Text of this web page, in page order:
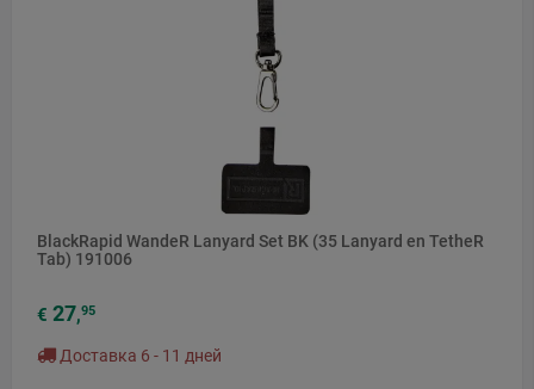
BlackRapid WandeR Lanyard Set BK (35 Lanyard en TetheR
Tab) 191006
€ 27,95
Доставка 6 - 11 дней